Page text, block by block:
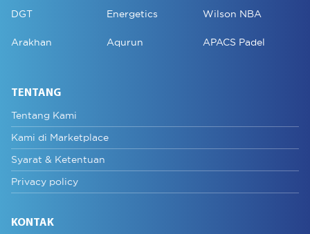
DGT Energetics Wilson NBA
Arakhan Aqurun APACS Padel
TENTANG
Tentang Kami
Kami di Marketplace
Syarat & Ketentuan
Privacy policy
KONTAK